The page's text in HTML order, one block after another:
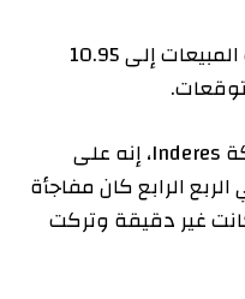
وبالنسبة للعام بأكمله، وصلت المبيعات إلى 10.95
وقال إركي فيسولا، محلل شركة Inderes، إنه على
الرابع كان مفاجأة
إلا أن توجيهات 2024 كانت غير دقيقة وتركت